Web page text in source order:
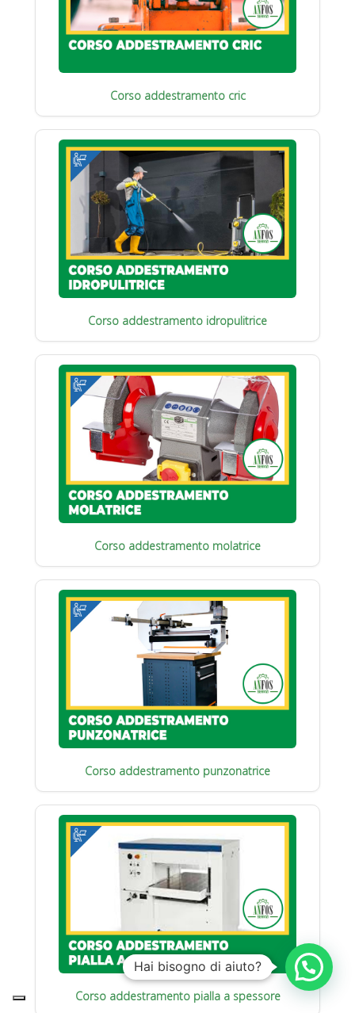
Corso addestramento cric
Corso addestramento idropulitrice
Corso addestramento molatrice
Corso addestramento punzonatrice
Corso addestramento pialla a spessore
Hai bisogno di aiuto?